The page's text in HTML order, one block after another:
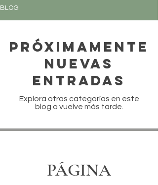
BLOG
Próximamente
nuevas
entradas
Explora otras categorías en este
blog o vuelve más tarde.
PÁGINA